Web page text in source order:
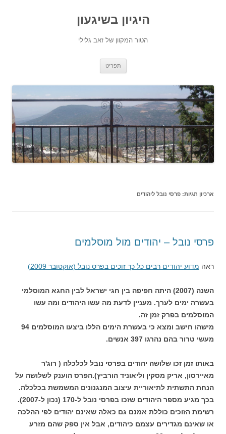
היגיון בשיגעון
הטור המקוון של זאב גלילי
תפריט
ארכיון תגיות: פרסי נובל ליהודים
פרסי נובל – יהודים מול מוסלמים
ראה מדוע יהודים רבים כל כך זוכים בפרס נובל (אוקטובר 2009)
השנה (2007) היתה חפיפה בין חגי ישראל לבין החגא המוסלמי
בעשרה ימים לערך. מעניין לדעת מה עשו היהודים ומה עשו
המוסלמים בפרק זמן זה.
מישהו חישב ומצא כי בעשרת הימים הללו ביצעו המוסלמים 94
מעשי טרור בהם נהרגו 397 אנשים.
באותו זמן זכו שלושה יהודים בפרסי נובל לכלכלה ( רוג'ר
מאיירסון, אריק מסקין וליאוניד הורביץ).הפרס הוענק לשלושה על
הנחת התשתית לתיאוריית עיצוב המנגנונים המשמשת בכלכלה.
בכך מגיע מספר היהודים שזכו בפרסי נובל ל-170 (נכון ל-2007).
רשימת הזוכים כוללת אמנם גם כאלה שאינם יהודים לפי ההלכה
או שאינם מגדירים עצמם כיהודים, אבל אין ספק שהם מזרע